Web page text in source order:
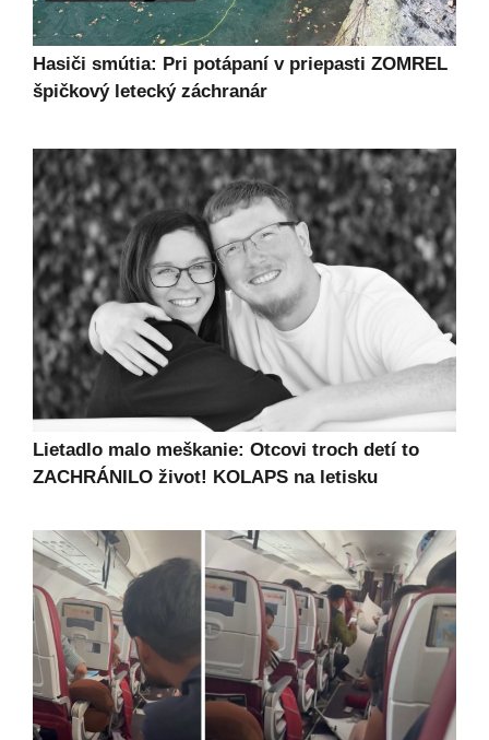
Hasiči smútia: Pri potápaní v priepasti ZOMREL
špičkový letecký záchranár
Lietadlo malo meškanie: Otcovi troch detí to
ZACHRÁNILO život! KOLAPS na letisku